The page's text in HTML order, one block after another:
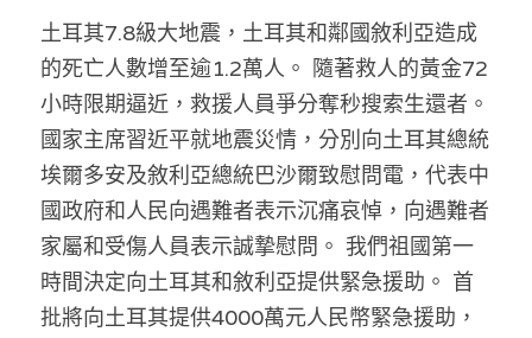
高松傑專欄
林伯強專欄
馮煒光專欄
趙處機專欄
KOL 精選
大衛sir專欄
支持讚助
條款及細則
關於我們
English
土耳其7.8級大地震，土耳其和鄰國敘利亞造成
的死亡人數增至逾1.2萬人。 隨著救人的黃金72
小時限期逼近，救援人員爭分奪秒搜索生還者。
國家主席習近平就地震災情，分別向土耳其總統
埃爾多安及敘利亞總統巴沙爾致慰問電，代表中
國政府和人民向遇難者表示沉痛哀悼，向遇難者
家屬和受傷人員表示誠摯慰問。 我們祖國第一
時間決定向土耳其和敘利亞提供緊急援助。 首
批將向土耳其提供4000萬元人民幣緊急援助，